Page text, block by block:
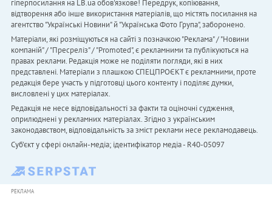
гіперпосилання на LB.ua обов'язкове! Передрук, копіювання,
відтворення або інше використання матеріалів, що містять посилання на
агентство "Українськi Новини" й "Українська Фото Група", заборонено.
Матеріали, які розміщуються на сайті з позначкою "Реклама" / "Новини
компаній" / "Пресреліз" / "Promoted", є рекламними та публікуються на
правах реклами. Редакція може не поділяти погляди, які в них
представлені. Матеріали з плашкою СПЕЦПРОЄКТ є рекламними, проте
редакція бере участь у підготовці цього контенту і поділяє думки,
висловлені у цих матеріалах.
Редакція не несе відповідальності за факти та оціночні судження,
оприлюднені у рекламних матеріалах. Згідно з українським
законодавством, відповідальність за зміст реклами несе рекламодавець.
Cуб'єкт у сфері онлайн-медіа; ідентифікатор медіа - R40-05097
РЕКЛАМА